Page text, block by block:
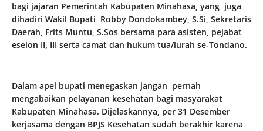
bagi jajaran Pemerintah Kabupaten Minahasa, yang juga
dihadiri Wakil Bupati Robby Dondokambey, S.Si, Sekretaris
Daerah, Frits Muntu, S.Sos bersama para asisten, pejabat
eselon II, III serta camat dan hukum tua/lurah se-Tondano.
Dalam apel bupati menegaskan jangan pernah
mengabaikan pelayanan kesehatan bagi masyarakat
Kabupaten Minahasa. Dijelaskannya, per 31 Desember
kerjasama dengan BPJS Kesehatan sudah berakhir karena